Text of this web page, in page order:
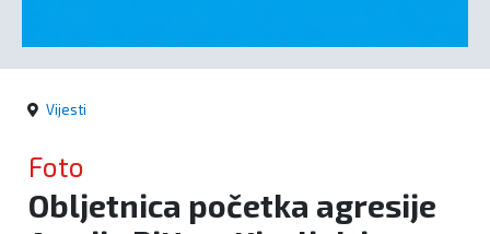
Vijesti
Foto
Obljetnica početka agresije